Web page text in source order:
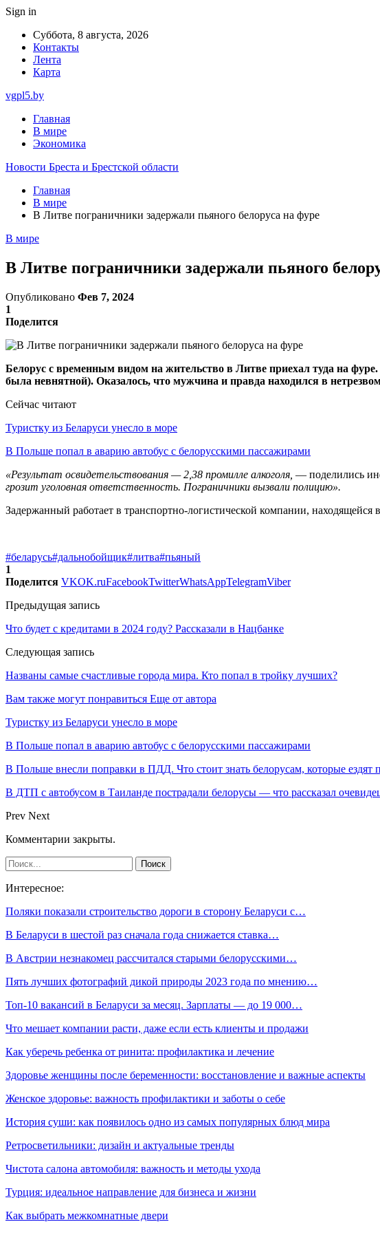
Sign in
Суббота, 8 августа, 2026
Контакты
Лента
Карта
vgpl5.by
Главная
В мире
Экономика
Новости Бреста и Брестской области
Главная
В мире
В Литве пограничники задержали пьяного белоруса на фуре
В мире
В Литве пограничники задержали пьяного
Опубликовано Фев 7, 2024
1
Поделится
Белорус с временным видом на жительство в Литве приехал туда на
была невнятной). Оказалось, что мужчина и правда находился в
Сейчас читают
Туристку из Беларуси унесло в море
В Польше попал в аварию автобус с белорусскими пассажирами
«Результат освидетельствования — 2,38 промилле алкоголя, — поделились
грозит уголовная ответственность. Пограничники вызвали полицию».
Задержанный работает в транспортно-логистической компании,
#беларусь#дальнобойщик#литва#пьяный
1
Поделится VKOK.ruFacebookTwitterWhatsAppTelegramViber
Предыдущая запись
Что будет с кредитами в 2024 году? Рассказали в Нацбанке
Следующая запись
Названы самые счастливые города мира. Кто попал в тройку лучших?
Вам также могут понравиться Еще от автора
Туристку из Беларуси унесло в море
В Польше попал в аварию автобус с белорусскими пассажирами
В Польше внесли поправки в ПДД. Что стоит знать белорусам, которые ездят
В ДТП с автобусом в Таиланде пострадали белорусы — что рассказал
Prev Next
Комментарии закрыты.
Интересное:
Поляки показали строительство дороги в сторону Беларуси с…
В Беларуси в шестой раз сначала года снижается ставка…
В Австрии незнакомец рассчитался старыми белорусскими…
Пять лучших фотографий дикой природы 2023 года по мнению…
Топ-10 вакансий в Беларуси за месяц. Зарплаты — до 19 000…
Что мешает компании расти, даже если есть клиенты и продажи
Как уберечь ребенка от ринита: профилактика и лечение
Здоровье женщины после беременности: восстановление и важные аспекты
Женское здоровье: важность профилактики и заботы о себе
История суши: как появилось одно из самых популярных блюд мира
Ретросветильники: дизайн и актуальные тренды
Чистота салона автомобиля: важность и методы ухода
Турция: идеальное направление для бизнеса и жизни
Как выбрать межкомнатные двери